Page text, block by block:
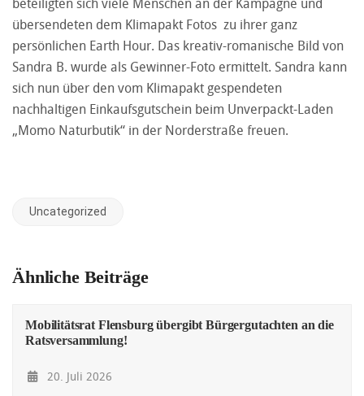
übersendeten dem Klimapakt Fotos zu ihrer ganz
persönlichen Earth Hour. Das kreativ-romanische Bild von
Sandra B. wurde als Gewinner-Foto ermittelt. Sandra kann
sich nun über den vom Klimapakt gespendeten
nachhaltigen Einkaufsgutschein beim Unverpackt-Laden
„Momo Naturbutik“ in der Norderstraße freuen.
Uncategorized
Ähnliche Beiträge
Mobilitätsrat Flensburg übergibt Bürgergutachten an die
Ratsversammlung!
20. Juli 2026